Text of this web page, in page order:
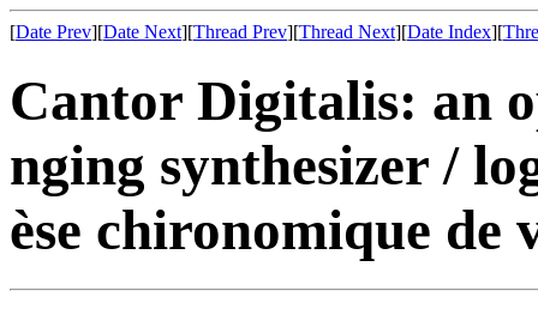
[Date Prev][Date Next][Thread Prev][Thread Next][Date Index][
Cantor Digitalis: an
nging synthesizer /
èse chironomique de